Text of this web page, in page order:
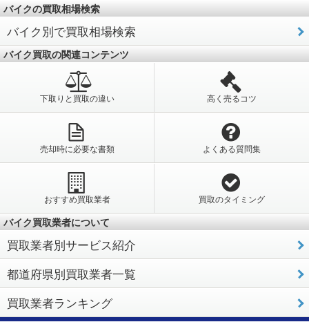
バイクの買取相場検索
バイク別で買取相場検索
バイク買取の関連コンテンツ
下取りと買取の違い 高く売るコツ
売却時に必要な書類 よくある質問集
おすすめ買取業者 買取のタイミング
バイク買取業者について
買取業者別サービス紹介
都道府県別買取業者一覧
買取業者ランキング